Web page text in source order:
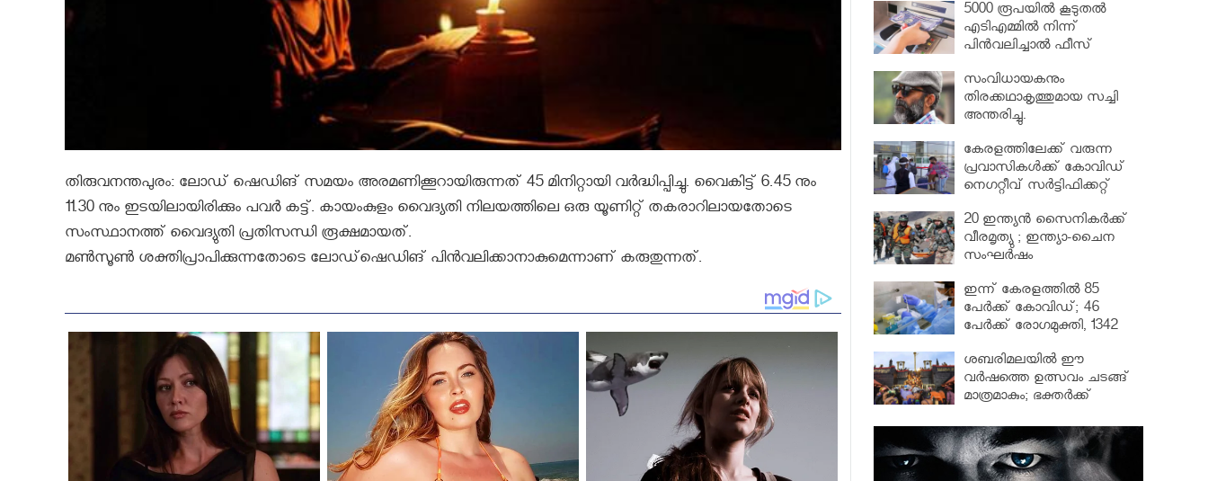
തിരുവനന്തപുരം: ലോഡ് ഷെഡിങ് സമയം അരമണിക്കൂറായിരുന്നത് 45 മിനിറ്റായി വര്‍ദ്ധിപ്പിച്ചു. വൈകിട്ട് 6.45 നും
11.30 നും ഇടയിലായിരിക്കും പവർ കട്ട്. കായംകുളം വൈദ്യതി നിലയത്തിലെ ഒരു യൂണിറ്റ് തകരാറിലായതോടെ
സംസ്ഥാനത്ത് വൈദ്യുതി പ്രതിസന്ധി രൂക്ഷമായത്.
മണ്‍സൂണ്‍ ശക്തിപ്രാപിക്കുന്നതോടെ ലോഡ്‌ഷെഡിങ് പിന്‍വലിക്കാനാകുമെന്നാണ് കരുതുന്നത്.
5000 രൂപയിൽ കൂടുതൽ
എടിഎമ്മിൽ നിന്ന്
പിൻവലിച്ചാൽ ഫീസ്
സംവിധായകനും
തിരക്കഥാകൃത്തുമായ സച്ചി
അന്തരിച്ചു.
കേരളത്തിലേക്ക് വരുന്ന
പ്രവാസികള്‍ക്ക് കോവിഡ്
നെഗറ്റീവ് സര്‍ട്ടിഫിക്കറ്റ്
20 ഇന്ത്യൻ സൈനികർക്ക്
വീരമൃത്യു ; ഇന്ത്യാ-ചൈന
സംഘർഷം
ഇന്ന് കേരളത്തിൽ 85
പേർക്ക് കോവിഡ്; 46
പേർക്ക് രോഗമുക്തി, 1342
ശബരിമലയില്‍ ഈ
വർഷത്തെ ഉത്സവം ചടങ്ങ്
മാത്രമാകും; ഭക്തർക്ക്